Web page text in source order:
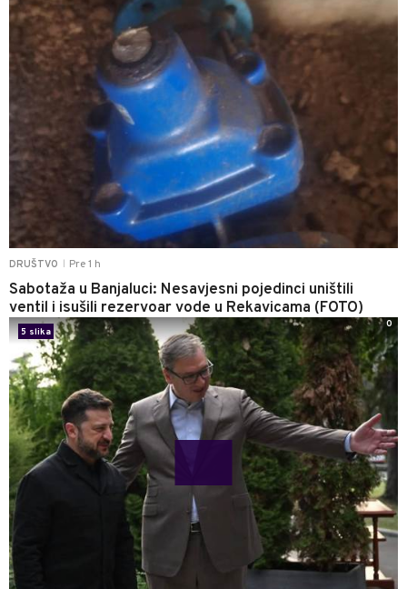
DRUŠTVO Pre 1 h
Sabotaža u Banjaluci: Nesavjesni pojedinci uništili
ventil i isušili rezervoar vode u Rekavicama (FOTO)
5 slika
0